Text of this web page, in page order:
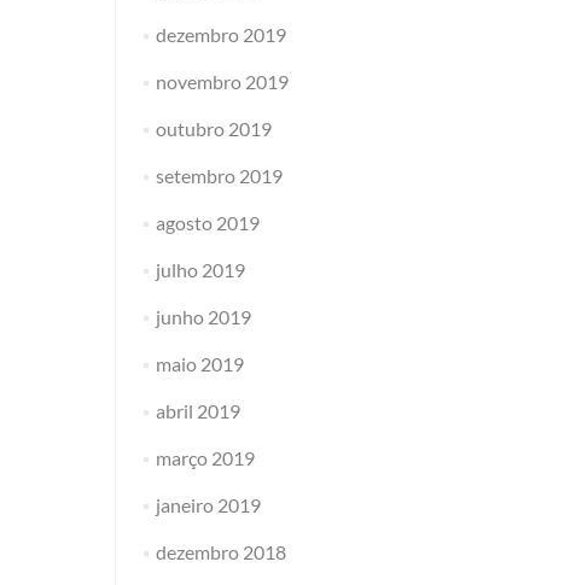
dezembro 2019
novembro 2019
outubro 2019
setembro 2019
agosto 2019
julho 2019
junho 2019
maio 2019
abril 2019
março 2019
janeiro 2019
dezembro 2018